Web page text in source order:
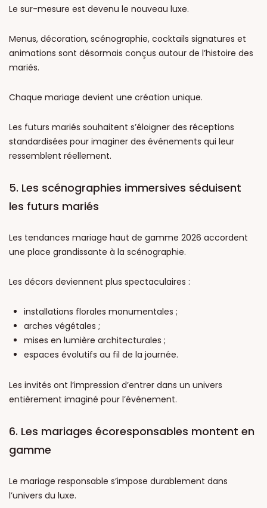
Le sur-mesure est devenu le nouveau luxe.
Menus, décoration, scénographie, cocktails signatures et
animations sont désormais conçus autour de l’histoire des
mariés.
Chaque mariage devient une création unique.
Les futurs mariés souhaitent s’éloigner des réceptions
standardisées pour imaginer des événements qui leur
ressemblent réellement.
5. Les scénographies immersives séduisent
les futurs mariés
Les tendances mariage haut de gamme 2026 accordent
une place grandissante à la scénographie.
Les décors deviennent plus spectaculaires :
installations florales monumentales ;
arches végétales ;
mises en lumière architecturales ;
espaces évolutifs au fil de la journée.
Les invités ont l’impression d’entrer dans un univers
entièrement imaginé pour l’événement.
6. Les mariages écoresponsables montent en
gamme
Le mariage responsable s’impose durablement dans
l’univers du luxe.